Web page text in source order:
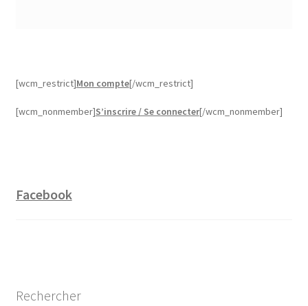
[wcm_restrict]Mon compte[/wcm_restrict]
[wcm_nonmember]S’inscrire / Se connecter[/wcm_nonmember]
Facebook
Rechercher